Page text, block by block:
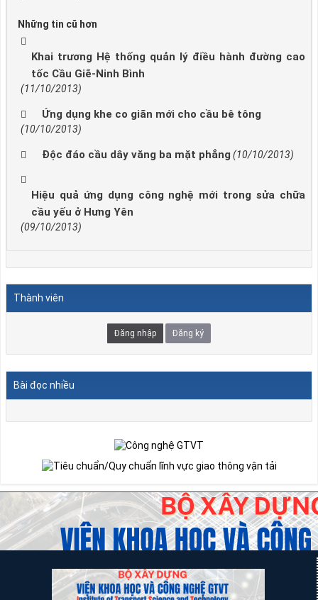
Những tin cũ hơn
Khai trương Hệ thống quản lý điều hành đường cao
tốc Cầu Giẽ-Ninh Bình
(11/10/2013)
Ứng dụng khe co giãn mới cho cầu bê tông
(10/10/2013)
Độc đáo cầu dây văng ba mặt phẳng (10/10/2013)
Hiệu quả ứng dụng công nghệ mới trong sửa chữa
cầu yếu ở Hưng Yên
(09/10/2013)
Thành viên
Đăng nhập Đăng ký
Bài đọc nhiều